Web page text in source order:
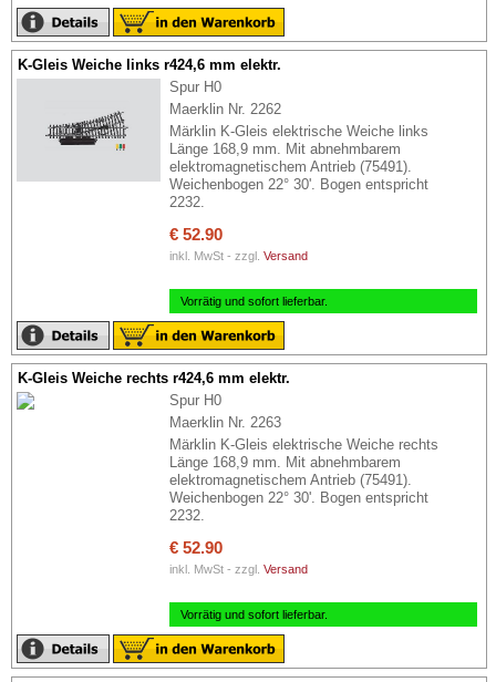
K-Gleis Weiche links r424,6 mm elektr.
Spur H0
Maerklin Nr. 2262
Märklin K-Gleis elektrische Weiche links
Länge 168,9 mm. Mit abnehmbarem
elektromagnetischem Antrieb (75491).
Weichenbogen 22° 30'. Bogen entspricht
2232.
€ 52.90
inkl. MwSt - zzgl. Versand
Vorrätig und sofort lieferbar.
K-Gleis Weiche rechts r424,6 mm elektr.
Spur H0
Maerklin Nr. 2263
Märklin K-Gleis elektrische Weiche rechts
Länge 168,9 mm. Mit abnehmbarem
elektromagnetischem Antrieb (75491).
Weichenbogen 22° 30'. Bogen entspricht
2232.
€ 52.90
inkl. MwSt - zzgl. Versand
Vorrätig und sofort lieferbar.